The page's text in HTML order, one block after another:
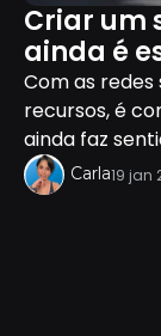
Criar um
ainda é
Com as
recursos, é
ainda faz
Carla19 jan